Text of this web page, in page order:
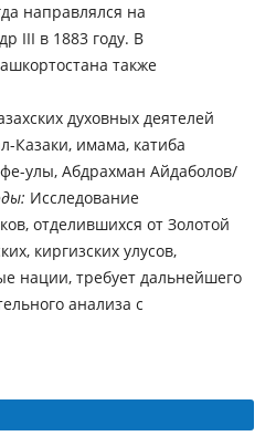
направлялся на
III в 1883 году. В
также
духовных деятелей
Казаки, имама, катиба
улы, Абдрахман Айдаболов/
Исследование
отделившихся от Золотой
киргизских улусов,
нации, требует дальнейшего
анализа с